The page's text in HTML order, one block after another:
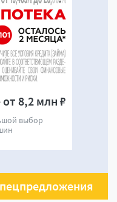
8,2 млн ₽
выбор